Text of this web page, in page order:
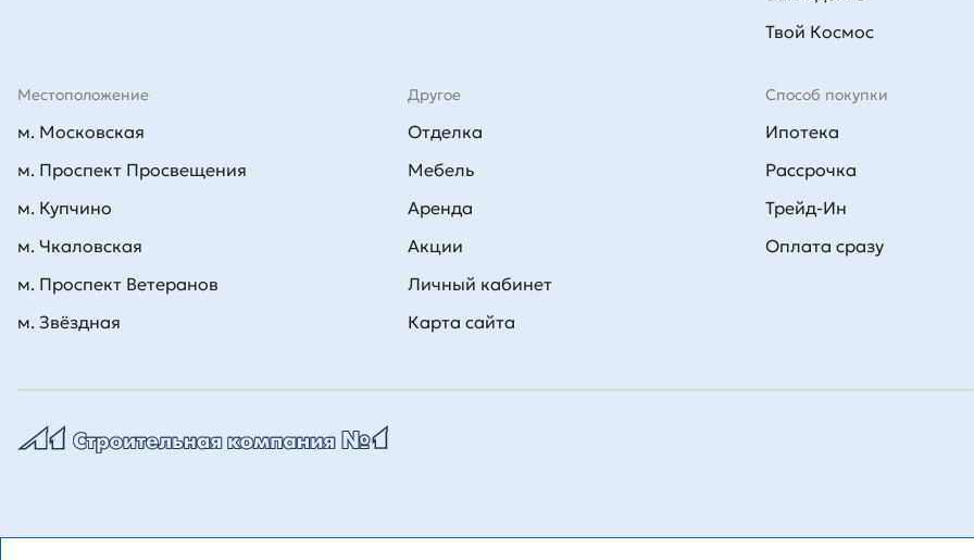
Способ покупки
Ипотека
Рассрочка
Трейд-Ин
Оплата сразу
Твой Космос
Другое
Отделка
Мебель
Аренда
Акции
Личный кабинет
Карта сайта
Местоположение
м. Московская
м. Проспект Просвещения
м. Купчино
м. Чкаловская
м. Проспект Ветеранов
м. Звёздная